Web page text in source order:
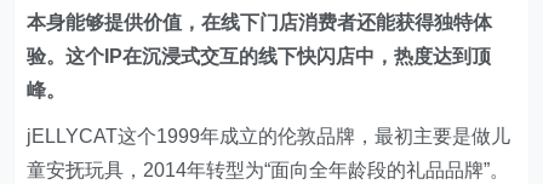
本身能够提供价值，在线下门店消费者还能获得独特体
验。这个IP在沉浸式交互的线下快闪店中，热度达到顶
峰。
jELLYCAT这个1999年成立的伦敦品牌，最初主要是做儿
童安抚玩具，2014年转型为“面向全年龄段的礼品品牌”。